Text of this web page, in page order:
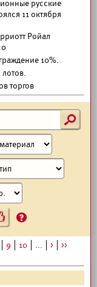
русские
11 октября
Ройал
10%.
торгов
s
?
9 10 ... >
>>